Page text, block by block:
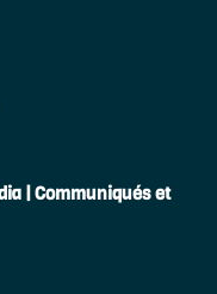
| Communiqués et